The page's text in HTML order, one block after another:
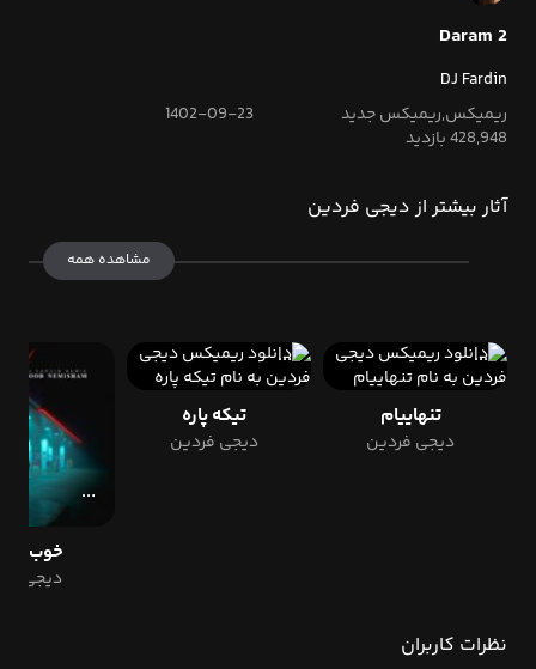
Daram 2
DJ Fardin
ریمیکس,ریمیکس جدید
1402-09-23
428,948 بازدید
آثار بیشتر از دیجی فردین
مشاهده همه
تنهاییام
دیجی فردین
تیکه پاره
دیجی فردین
خوب
دیجی
نظرات کاربران